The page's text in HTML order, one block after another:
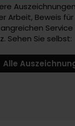
Arbeit, Beweis
Sehen Sie selbst:
Alle